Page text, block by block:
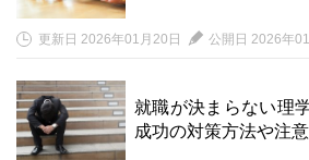
更新日 2026年01月20日 公開日 2026年
就職が決まらない理
成功の対策方法や注